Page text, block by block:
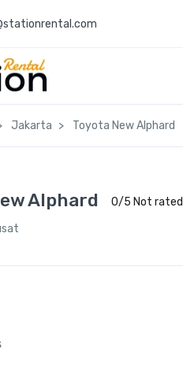
Jakarta Toyota New Alphard
Alphard 0/5 Not rated